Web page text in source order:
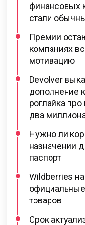
финансовых
стали
Премии
компаниях
мотивацию
Devolver
дополнение
роглайка
два
Нужно ли
назначении
паспорт
Wildberries
товаров
Срок